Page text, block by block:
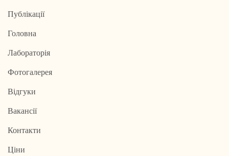
Публікації
Головна
Лабораторія
Фотогалерея
Відгуки
Вакансії
Контакти
Ціни